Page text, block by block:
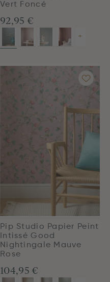
Vert Foncé
92,95 €
+
Pip Studio Papier Peint
Intissé Good
Nightingale Mauve
Rose
104,95 €